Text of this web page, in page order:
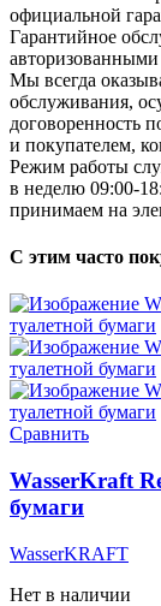
официальной
Гарантийное
Мы всегда
обслуживания,
договоренность
и покупателем,
Режим работы
в неделю 09:00-
принимаем на
С этим часто
Сравнить
WasserKraft
бумаги
WasserKRAFT
Нет в наличии